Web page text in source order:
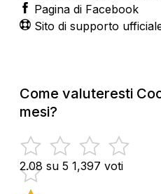
Pagina di Facebook
Sito di supporto
Come valuteresti
mesi?
2.08 su 5 1,397 voti